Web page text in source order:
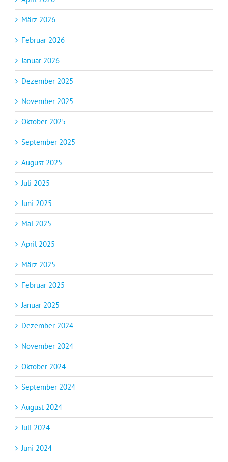
März 2026
Februar 2026
Januar 2026
Dezember 2025
November 2025
Oktober 2025
September 2025
August 2025
Juli 2025
Juni 2025
Mai 2025
April 2025
März 2025
Februar 2025
Januar 2025
Dezember 2024
November 2024
Oktober 2024
September 2024
August 2024
Juli 2024
Juni 2024